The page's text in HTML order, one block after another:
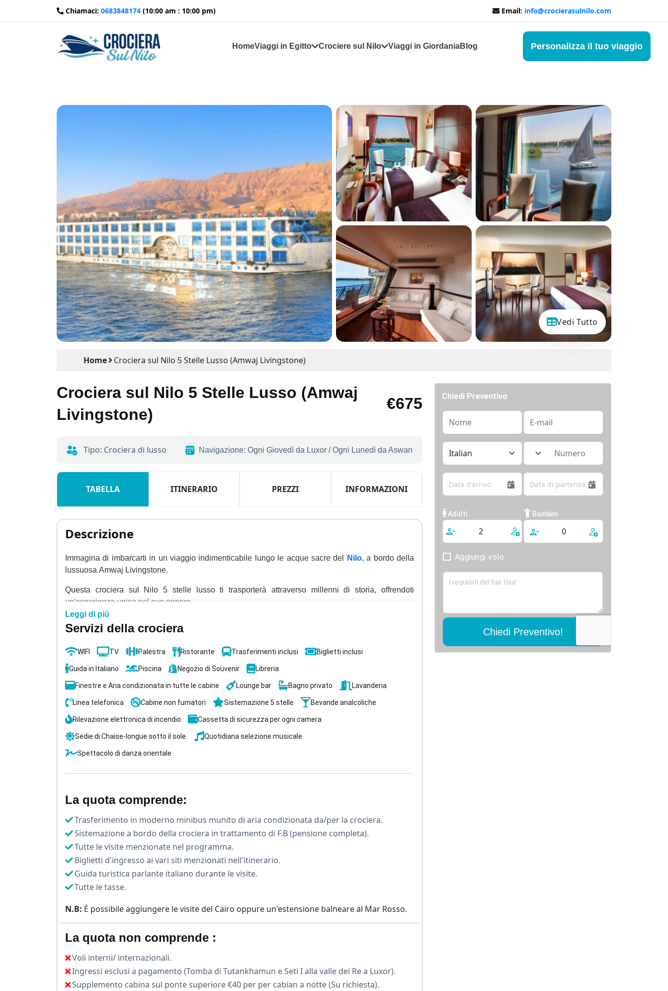
Chiamaci: 0683848174 (10:00 am : 10:00 pm) Email: info@crocierasulnilo.com
HomeViaggi in Egitto Crociere sul Nilo Viaggi in GiordaniaBlog Personalizza il tuo viaggio
Vedi Tutto
Home Crociera sul Nilo 5 Stelle Lusso (Amwaj Livingstone)
Crociera sul Nilo 5 Stelle Lusso (Amwaj
Livingstone)
€675
Tipo: Crociera di lusso Navigazione: Ogni Giovedì da Luxor / Ogni Lunedì da Aswan
TABELLA ITINERARIO PREZZI INFORMAZIONI
Descrizione
Immagina di imbarcarti in un viaggio indimenticabile lungo le acque sacre del Nilo, a bordo della
lussuosa Amwaj Livingstone.
Questa crociera sul Nilo 5 stelle lusso ti trasporterà attraverso millenni di storia, offrendoti
un'esperienza unica nel suo genere.
dove l'aria stessa sembra sussurrare antichi segreti.
Prosegui verso il maestoso Tempio di Kom Ombo, dedicato a
Sobek e Haroeris, dove puoi
immergerti nell'eterna lotta tra bene e male che ha plasmato la civiltà egizia.
La tua crociera sul Nilo 5 stelle lusso ti condurrà poi alla scoperta di Edfu, dove il Tempio di Horus,
con la sua imponente testa di falcone, ti lascerà senza fiato.
Sulla Riva Est, i Templi di Karnak e Luxor ti sveleranno la grandiosità dell'architettura faraonica.
Non potrai credere ai tuoi occhi quando esplorerai la Valle dei Re, camminando sulle orme dei
faraoni.
"monumentale".
Per concludere in bellezza questa crociera sul Nilo 5 stelle lusso, potrai goderti un tè pomeridiano
alla beduina offerto a bordo, mentre il sole tramonta tingendo il fiume di oro e porpora.
Un'esperienza che ti lascerà con il cuore colmo di meraviglia e l'anima arricchita dalla magia
dell'antico Egitto.
Leggi di più
Servizi della crociera
WIFI TV Palestra Ristorante Trasferimenti inclusi Biglietti inclusi
Guida in Italiano Piscina Negozio di Souvenir Libreria
Finestre e Aria condizionata in tutte le cabine Lounge bar Bagno privato Lavanderia
Linea telefonica Cabine non fumatori Sistemazione 5 stelle Bevande analcoliche
Rilevazione elettronica di incendio Cassetta di sicurezza per ogni camera
Sedie di Chaise-longue sotto il sole. Quotidiana selezione musicale
Spettacolo di danza orientale
La quota comprende:
Trasferimento in moderno minibus munito di aria condizionata da/per la crociera.
Sistemazione a bordo della crociera in trattamento di F.B (pensione completa).
Tutte le visite menzionate nel programma.
Biglietti d'ingresso ai vari siti menzionati nell'itinerario.
Guida turistica parlante italiano durante le visite.
Tutte le tasse.
N.B: È possibile aggiungere le visite del Cairo oppure un'estensione balneare al Mar Rosso.
La quota non comprende :
Voli interni/ internazionali.
Ingressi esclusi a pagamento (Tomba di Tutankhamun e Seti I alla valle dei Re a Luxor).
Supplemento cabina sul ponte superiore €40 per per cabian a notte (Su richiesta).
Chiedi Preventivo
Adulti Bambini
Aggiungi volo
Chiedi Preventivo!